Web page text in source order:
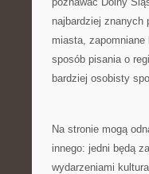
najbardziej znanych
miasta,
sposób pisania o
bardziej osobisty
Na stronie mogą
innego: jedni będą
wydarzeniami